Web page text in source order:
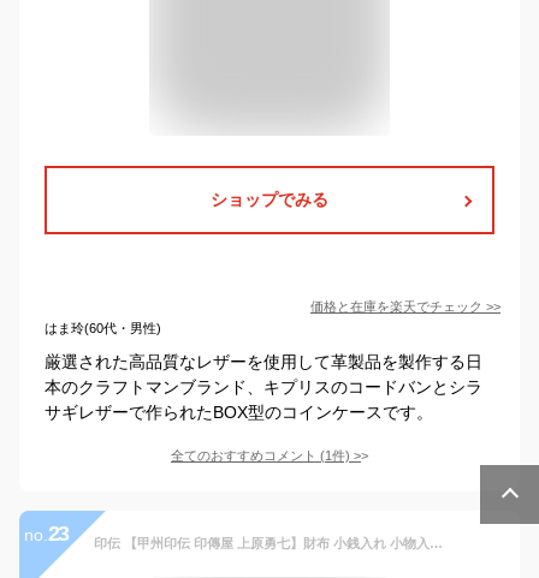
ショップでみる
価格と在庫を楽天でチェック >>
はま玲(60代・男性)
厳選された高品質なレザーを使用して革製品を製作する日
本のクラフトマンブランド、キプリスのコードバンとシラ
サギレザーで作られたBOX型のコインケースです。
全てのおすすめコメント (1件) >
no. 23 印伝 【甲州印伝 印傳屋 上原勇七】財布 小銭入れ 小物入れ【1005 波うろこ 黒地×白漆】 男性用 メンズ 鹿革 本革 レザー 和柄 ブランド 【YM02】